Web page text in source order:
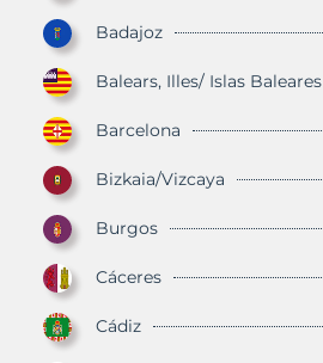
Badajoz
Balears, Illes/ Islas Baleares
Barcelona
Bizkaia/Vizcaya
Burgos
Cáceres
Cádiz